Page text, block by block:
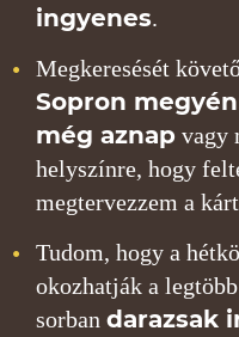
ingyenes.
Megkeresését
Sopron
még aznap vagy
helyszínre, hogy
megtervezzem a
Tudom, hogy a
okozhatják a
sorban darazsak